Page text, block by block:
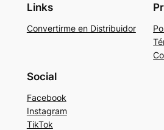
Links
Convertirme en Distribuidor
Social
Facebook
Instagram
TikTok